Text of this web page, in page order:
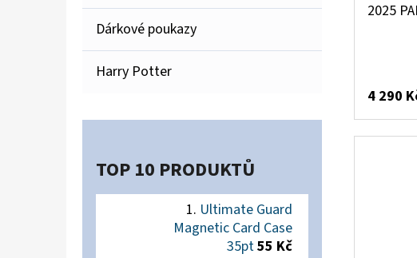
Dárkové poukazy
Harry Potter
TOP 10 PRODUKTŮ
Ultimate Guard
Magnetic Card Case
35pt55 Kč
2025
4 290